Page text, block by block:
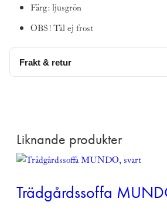
Färg: ljusgrön
OBS! Tål ej frost
Frakt & retur
IGEN
Denna produkt skickas fraktfritt
Liknande produkter
Trädgårdssoffa